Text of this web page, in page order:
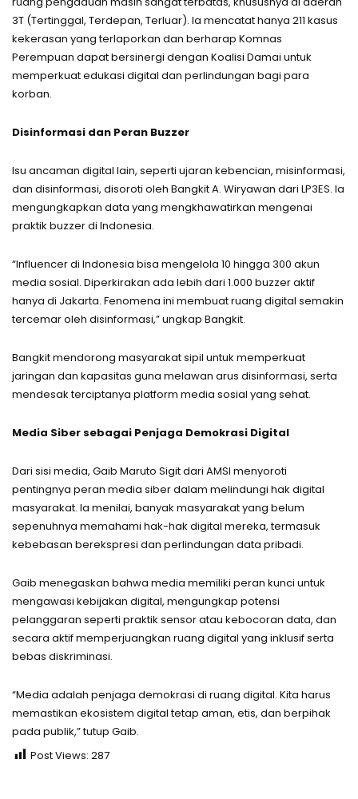
3T (Tertinggal, Terdepan, Terluar). Ia mencatat hanya 211 kasus
kekerasan yang terlaporkan dan berharap Komnas
Perempuan dapat bersinergi dengan Koalisi Damai untuk
memperkuat edukasi digital dan perlindungan bagi para
korban.
Disinformasi dan Peran Buzzer
Isu ancaman digital lain, seperti ujaran kebencian, misinformasi,
dan disinformasi, disoroti oleh Bangkit A. Wiryawan dari LP3ES. Ia
mengungkapkan data yang mengkhawatirkan mengenai
praktik buzzer di Indonesia.
“Influencer di Indonesia bisa mengelola 10 hingga 300 akun
media sosial. Diperkirakan ada lebih dari 1.000 buzzer aktif
hanya di Jakarta. Fenomena ini membuat ruang digital semakin
tercemar oleh disinformasi,” ungkap Bangkit.
Bangkit mendorong masyarakat sipil untuk memperkuat
jaringan dan kapasitas guna melawan arus disinformasi, serta
mendesak terciptanya platform media sosial yang sehat.
Media Siber sebagai Penjaga Demokrasi Digital
Dari sisi media, Gaib Maruto Sigit dari AMSI menyoroti
pentingnya peran media siber dalam melindungi hak digital
masyarakat. Ia menilai, banyak masyarakat yang belum
sepenuhnya memahami hak-hak digital mereka, termasuk
kebebasan berekspresi dan perlindungan data pribadi.
Gaib menegaskan bahwa media memiliki peran kunci untuk
mengawasi kebijakan digital, mengungkap potensi
pelanggaran seperti praktik sensor atau kebocoran data, dan
secara aktif memperjuangkan ruang digital yang inklusif serta
bebas diskriminasi.
“Media adalah penjaga demokrasi di ruang digital. Kita harus
memastikan ekosistem digital tetap aman, etis, dan berpihak
pada publik,” tutup Gaib.
Post Views: 287